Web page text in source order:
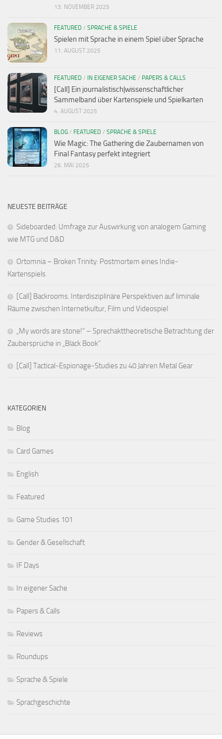
13. NOVEMBER 2025
FEATURED / SPRACHE & SPIELE
Spielen mit Sprache in einem Spiel über Sprache
11. AUGUST 2025
FEATURED / IN EIGENER SACHE / PAPERS & CALLS
[Call] Ein journalistisch|wissenschaftlicher
Sammelband über Kartenspiele und Spielkarten
4. AUGUST 2025
BLOG / FEATURED / SPRACHE & SPIELE
Wie Magic: The Gathering die Zaubernamen von
Final Fantasy perfekt integriert
26. MAI 2025
NEUESTE BEITRÄGE
Sideboarded: Umfrage zur Auswirkung von analogem Gaming
wie MTG und D&D
Ortomnia – Broken Trinity: Postmortem eines Indie-
Kartenspiels
[Call] Backrooms. Interdisziplinäre Perspektiven auf liminale
Räume zwischen Internetkultur, Film und Videospiel
„My words are stone!“ – Sprechakttheoretische Betrachtung der
Zaubersprüche in „Black Book“
[Call] Tactical-Espionage-Studies zu 40 Jahren Metal Gear
KATEGORIEN
Blog
Card Games
English
Featured
Game Studies 101
Gender & Gesellschaft
IF Days
In eigener Sache
Papers & Calls
Reviews
Roundups
Sprache & Spiele
Sprachgeschichte